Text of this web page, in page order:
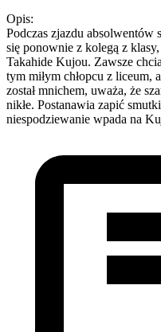
Opis:
Podczas zjazdu absolwentów
się ponownie z kolegą z
Takahide Kujou. Zawsze
tym miłym chłopcu z liceum,
został mnichem, uważa, że
nikłe. Postanawia zapić
niespodziewanie wpada na